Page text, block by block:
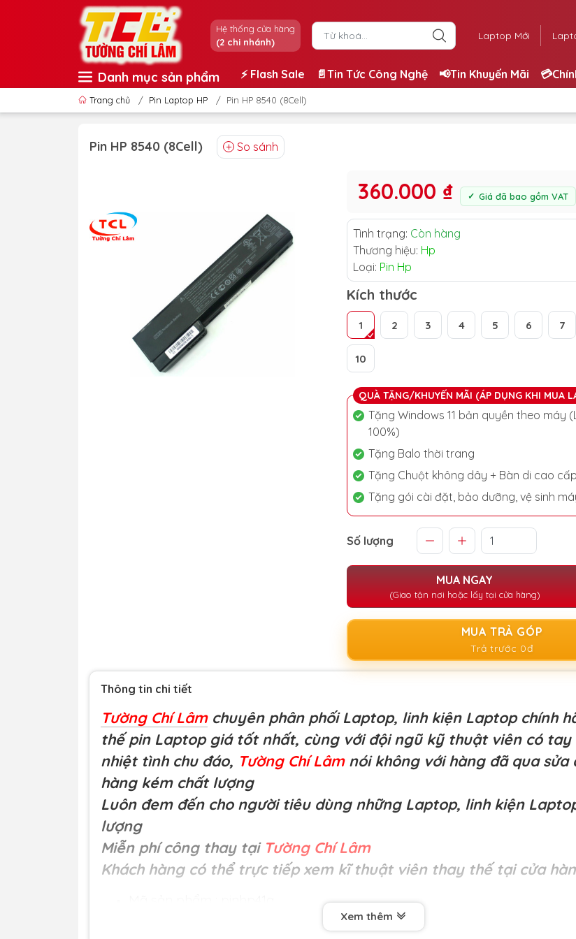
Hệ thống cửa hàng
(2 chi nhánh)
Laptop Mới
Danh mục sản phẩm ⚡️ Flash Sale 📄Tin Tức Công Nghệ 📢Tin Khuyến Mãi
Trang chủ / Pin Laptop HP / Pin HP 8540 (8Cell)
Pin HP 8540 (8Cell) So sánh
360.000 ₫ Giá đã bao gồm VAT
Tình trạng: Còn hàng
Thương hiệu: Hp
Loại: Pin Hp
Kích thước
1 2 3 4 5 6 7
10
QUÀ TẶNG/KHUYẾN MÃI (ÁP DỤNG KHI MUA
Tặng Windows 11 bản quyền theo máy
100%)
Tặng Balo thời trang
Tặng Chuột không dây + Bàn di cao cấp
Tặng gói cài đặt, bảo dưỡng, vệ sinh
Số lượng
MUA NGAY
(Giao tận nơi hoặc lấy tại cửa hàng)
MUA TRẢ GÓP
Trả trước 0đ
Thông tin chi tiết
Tường Chí Lâm chuyên phân phối Laptop, linh kiện Laptop chính
thế pin Laptop giá tốt nhất, cùng với đội ngũ kỹ thuật viên có tay
nhiệt tình chu đáo, Tường Chí Lâm nói không với hàng đã qua sửa
hàng kém chất lượng
Luôn đem đến cho người tiêu dùng những Laptop, linh kiện
lượng
Miễn phí công thay tại Tường Chí Lâm
Khách hàng có thể trực tiếp xem kĩ thuật viên thay thế tại cửa
Pin laptop chất lượng cao- Pin HP N620 (8Cell), EVO N600,
Xem thêm